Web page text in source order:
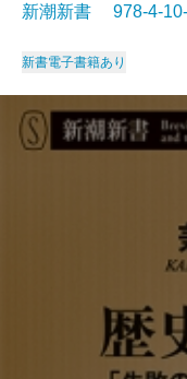
新潮新書 978-4-
新書電子書籍あり